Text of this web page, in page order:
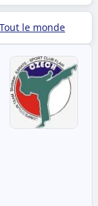
Tout le monde